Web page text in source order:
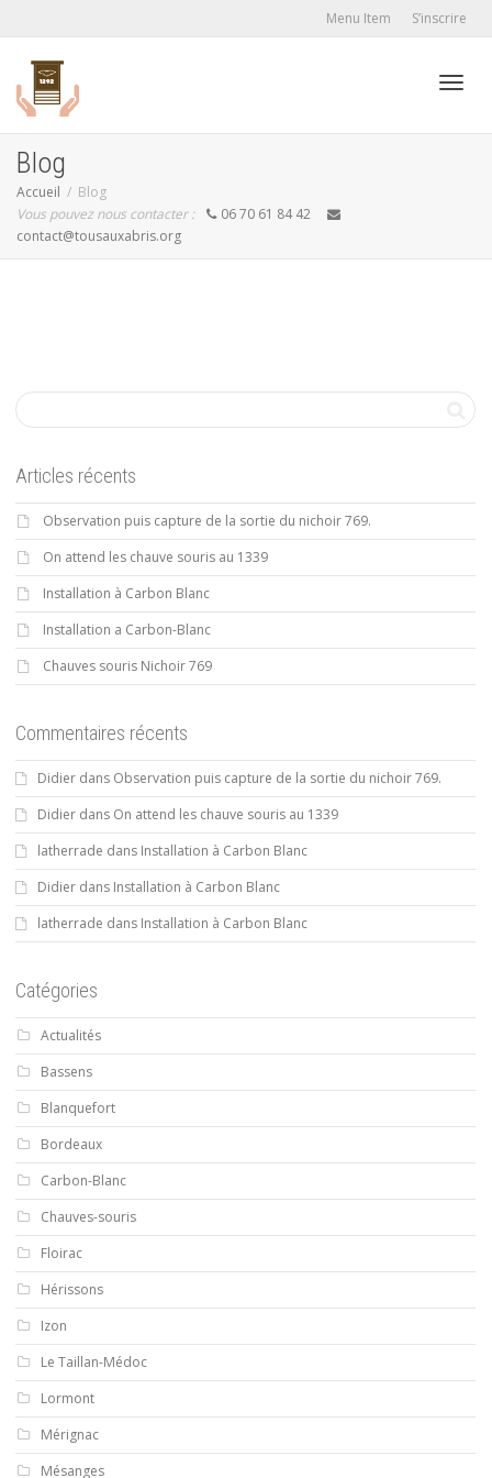
Menu Item S’inscrire
Blog
Accueil
Blog
Vous pouvez nous contacter :
06 70 61 84 42
contact@tousauxabris.org
Articles récents
Observation puis capture de la sortie du nichoir 769.
On attend les chauve souris au 1339
Installation à Carbon Blanc
Installation a Carbon-Blanc
Chauves souris Nichoir 769
Commentaires récents
Didier dans Observation puis capture de la sortie du nichoir 769.
Didier dans On attend les chauve souris au 1339
latherrade dans Installation à Carbon Blanc
Didier dans Installation à Carbon Blanc
latherrade dans Installation à Carbon Blanc
Catégories
Actualités
Bassens
Blanquefort
Bordeaux
Carbon-Blanc
Chauves-souris
Floirac
Hérissons
Izon
Le Taillan-Médoc
Lormont
Mérignac
Mésanges